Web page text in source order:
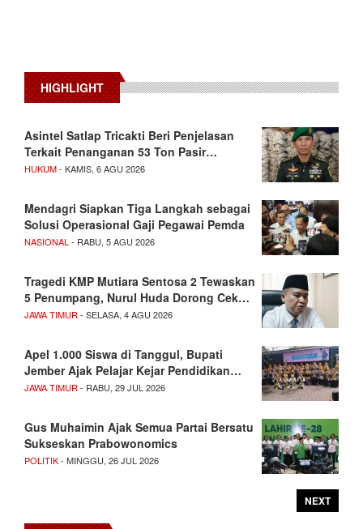
HIGHLIGHT
Asintel Satlap Tricakti Beri Penjelasan
Terkait Penanganan 53 Ton Pasir…
HUKUM- KAMIS, 6 AGU 2026
Mendagri Siapkan Tiga Langkah sebagai
Solusi Operasional Gaji Pegawai Pemda
NASIONAL - RABU, 5 AGU 2026
Tragedi KMP Mutiara Sentosa 2 Tewaskan
5 Penumpang, Nurul Huda Dorong Cek…
JAWA TIMUR - SELASA, 4 AGU 2026
Apel 1.000 Siswa di Tanggul, Bupati
Jember Ajak Pelajar Kejar Pendidikan…
JAWA TIMUR - RABU, 29 JUL 2026
Gus Muhaimin Ajak Semua Partai Bersatu
Sukseskan Prabowonomics
POLITIK- MINGGU, 26 JUL 2026
NEXT